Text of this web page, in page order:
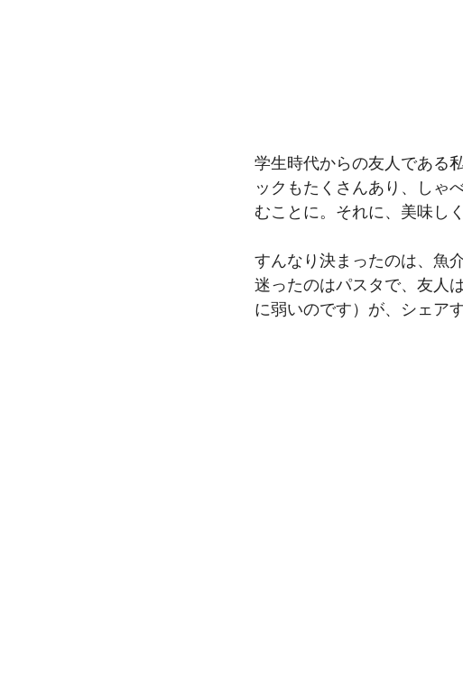
学生時代からの友人である
ックもたくさんあり、しゃ
むことに。それに、美味し
すんなり決まったのは、魚
迷ったのはパスタで、友人
に弱いのです）が、シェア